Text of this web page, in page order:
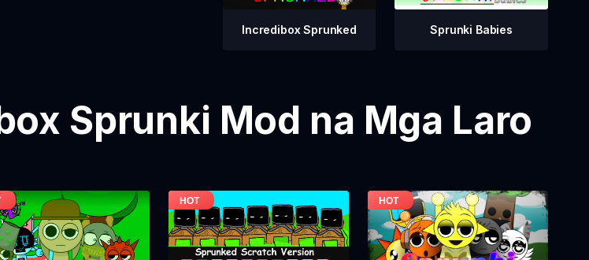
Incredibox Sprunked Sprunki Babies
Sprunki Mod na Mga Laro